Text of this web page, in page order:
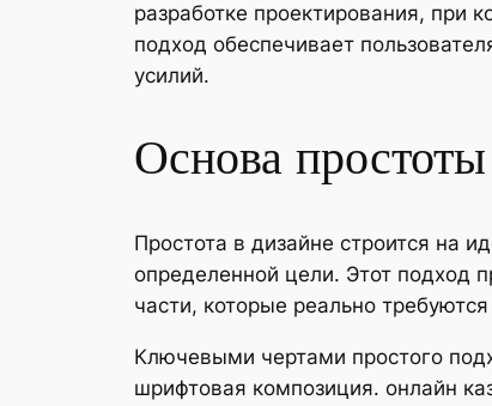
разработке проектирования, при
подход обеспечивает
усилий.
Основа
Простота в дизайне строится на
определенной цели. Этот подход
части, которые реально
Ключевыми чертами простого
шрифтовая композиция. онлайн